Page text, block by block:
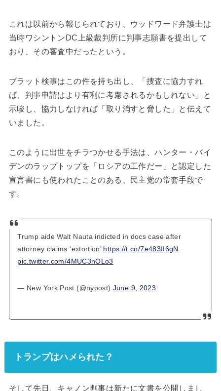
これは以前から報じられており、ウッドワード弁護士は
当時ワシントンDC上級裁判所に判事志願書を提出して
おり、その審査中だったという。
ブラット検事はこの件を持ち出し、「捜査に協力すれ
ば、判事申請はより有利に考慮されるかもしれない」と
示唆し、協力しなければ「取り消すと脅した」と伝えて
いました。
このように出世をチラつかせる手法は、ハンター・バイ
デンのラップトップを「ロシアの工作だー」と認定した
宣言書にも使われたことのある、民主党の常套手段で
す。
Trump aide Walt Nauta indicted in docs case after
attorney claims ‘extortion’ https://t.co/7e483II6gN
pic.twitter.com/4MUC3nOLo3
— New York Post (@nypost) June 9, 2023
トランプはハメられた？
そして先日、キャノン判事は新たに文書を公開しまし